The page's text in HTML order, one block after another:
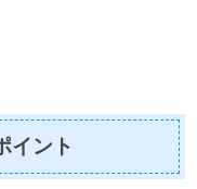
イント